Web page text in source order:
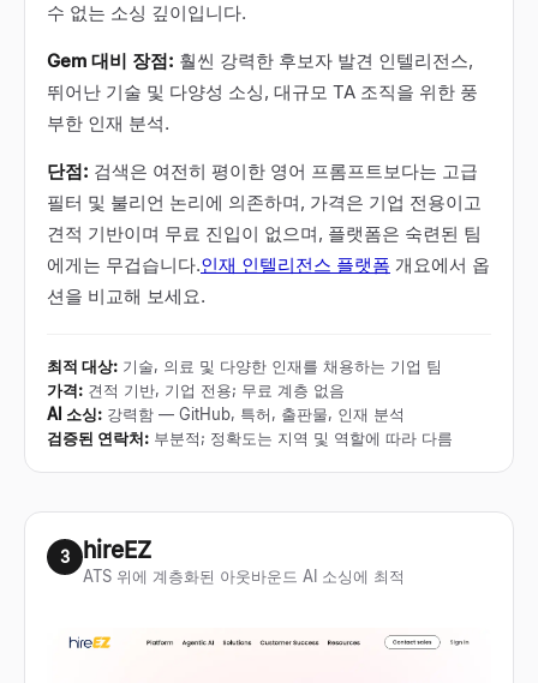
수 없는 소싱 깊이입니다.
Gem 대비 장점: 훨씬 강력한 후보자 발견 인텔리전스,
뛰어난 기술 및 다양성 소싱, 대규모 TA 조직을 위한 풍
부한 인재 분석.
단점: 검색은 여전히 평이한 영어 프롬프트보다는 고급
필터 및 불리언 논리에 의존하며, 가격은 기업 전용이고
견적 기반이며 무료 진입이 없으며, 플랫폼은 숙련된 팀
에게는 무겁습니다.인재 인텔리전스 플랫폼 개요에서 옵
션을 비교해 보세요.
최적 대상: 기술, 의료 및 다양한 인재를 채용하는 기업 팀
가격: 견적 기반, 기업 전용; 무료 계층 없음
AI 소싱: 강력함 — GitHub, 특허, 출판물, 인재 분석
검증된 연락처: 부분적; 정확도는 지역 및 역할에 따라 다름
3 hireEZ
ATS 위에 계층화된 아웃바운드 AI 소싱에 최적